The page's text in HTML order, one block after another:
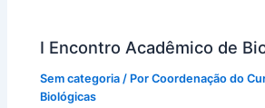
I Encontro Acadêmico de
Sem categoria / PorCoordenação do
Biológicas